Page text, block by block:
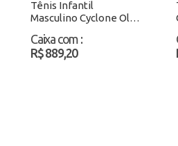
Tênis Infantil
Masculino Cyclone Ollie
Caixa com :
R$ 889,20